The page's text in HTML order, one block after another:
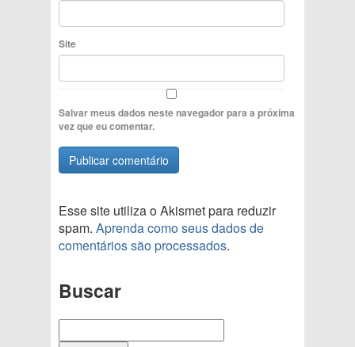
Site
Salvar meus dados neste navegador para a próxima
vez que eu comentar.
Esse site utiliza o Akismet para reduzir
spam. Aprenda como seus dados de
comentários são processados.
Buscar